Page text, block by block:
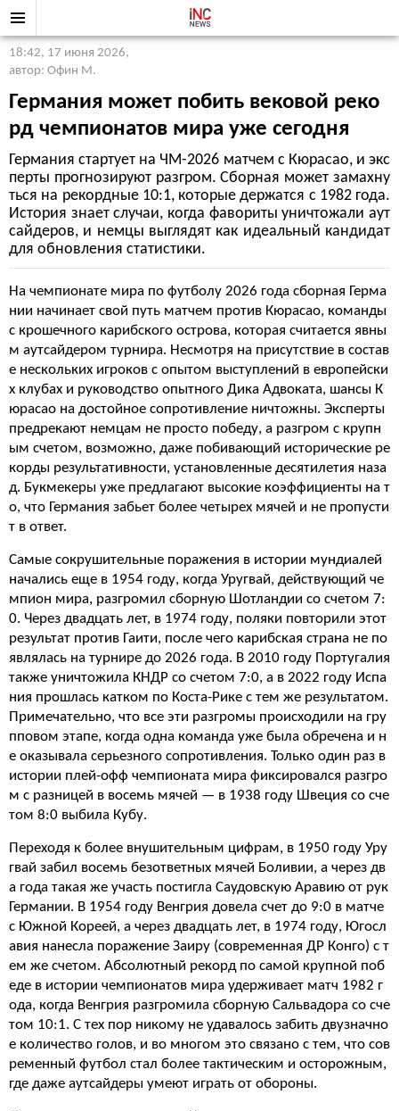
18:42, 17 июня 2026,
автор: Офин М.
Германия может побить вековой реко
рд чемпионатов мира уже сегодня
Германия стартует на ЧМ-2026 матчем с Кюрасао, и экс
перты прогнозируют разгром. Сборная может замахну
ться на рекордные 10:1, которые держатся с 1982 года.
История знает случаи, когда фавориты уничтожали аут
сайдеров, и немцы выглядят как идеальный кандидат
для обновления статистики.
На чемпионате мира по футболу 2026 года сборная Герма
нии начинает свой путь матчем против Кюрасао, команды
с крошечного карибского острова, которая считается явны
м аутсайдером турнира. Несмотря на присутствие в состав
е нескольких игроков с опытом выступлений в европейски
х клубах и руководство опытного Дика Адвоката, шансы К
юрасао на достойное сопротивление ничтожны. Эксперты
предрекают немцам не просто победу, а разгром с крупн
ым счетом, возможно, даже побивающий исторические ре
корды результативности, установленные десятилетия наза
д. Букмекеры уже предлагают высокие коэффициенты на т
о, что Германия забьет более четырех мячей и не пропусти
т в ответ.
Самые сокрушительные поражения в истории мундиалей
начались еще в 1954 году, когда Уругвай, действующий че
мпион мира, разгромил сборную Шотландии со счетом 7:
0. Через двадцать лет, в 1974 году, поляки повторили этот
результат против Гаити, после чего карибская страна не по
являлась на турнире до 2026 года. В 2010 году Португалия
также уничтожила КНДР со счетом 7:0, а в 2022 году Испа
ния прошлась катком по Коста-Рике с тем же результатом.
Примечательно, что все эти разгромы происходили на гру
пповом этапе, когда одна команда уже была обречена и н
е оказывала серьезного сопротивления. Только один раз в
истории плей-офф чемпионата мира фиксировался разгро
м с разницей в восемь мячей — в 1938 году Швеция со сче
том 8:0 выбила Кубу.
Переходя к более внушительным цифрам, в 1950 году Уру
гвай забил восемь безответных мячей Боливии, а через дв
а года такая же участь постигла Саудовскую Аравию от рук
Германии. В 1954 году Венгрия довела счет до 9:0 в матче
с Южной Кореей, а через двадцать лет, в 1974 году, Югосл
авия нанесла поражение Заиру (современная ДР Конго) с т
ем же счетом. Абсолютный рекорд по самой крупной поб
еде в истории чемпионатов мира удерживает матч 1982 г
ода, когда Венгрия разгромила сборную Сальвадора со сче
том 10:1. С тех пор никому не удавалось забить двузначно
е количество голов, и во многом это связано с тем, что сов
ременный футбол стал более тактическим и осторожным,
где даже аутсайдеры умеют играть от обороны.